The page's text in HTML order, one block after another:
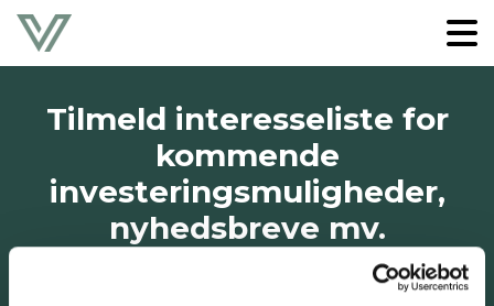
Tilmeld interesseliste for
kommende
investeringsmuligheder,
nyhedsbreve mv.